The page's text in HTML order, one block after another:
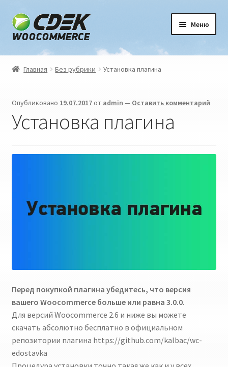
Перейти
к
Перейти
к
Меню
Главная
Карта пунктов выдачи СДЭК
Оформление заказа
Скачать плагин CDEK для Woocommerce
Главная Без рубрики Установка плагина
Опубликовано 19.07.2017от admin — Оставить комментарий
Установка плагина
Перед покупкой плагина убедитесь, что версия
вашего Woocommerce больше или равна 3.0.0.
Для версий Woocommerce 2.6 и ниже вы можете
скачать абсолютно бесплатно в официальном
репозитории плагина https://github.com/kalbac/wc-
edostavka